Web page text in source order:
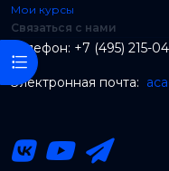
Открыть оглавление
Мои курсы
Связаться с нами
Телефон: +7 (495) 215-
Электронная почта: